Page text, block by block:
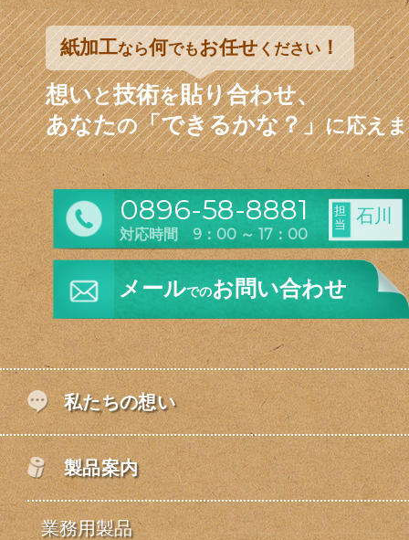
紙加工なら何でもお任せください！
想いと技術を貼り合わせ、
あなたの「できるかな？」に応え
0896-58-8881
対応時間 9：00 ～ 17：00
担
当
石川
メールでのお問い合わせ
私たちの想い
製品案内
業務用製品